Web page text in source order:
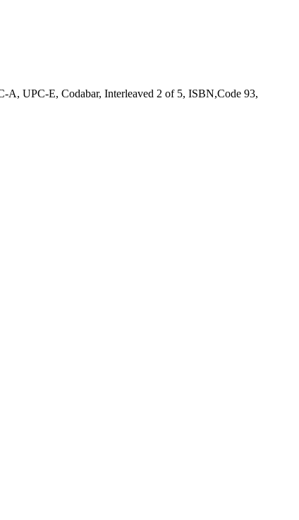
UPC-E, Codabar, Interleaved 2 of 5, ISBN,Code 93,